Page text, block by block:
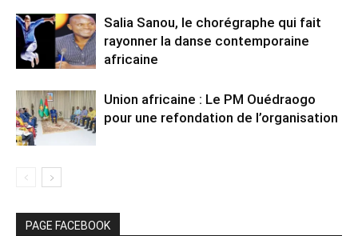
Salia Sanou, le chorégraphe qui fait
rayonner la danse contemporaine
africaine
Union africaine : Le PM Ouédraogo
pour une refondation de l’organisation
PAGE FACEBOOK